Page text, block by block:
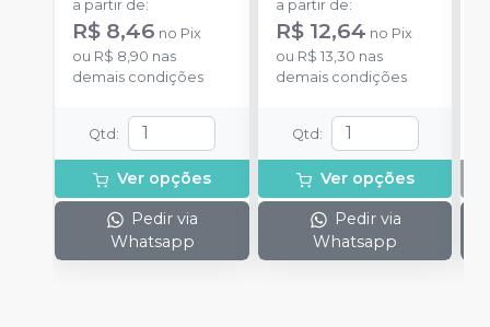
a partir de:
R$ 8,46 no Pix
ou R$ 8,90 nas
demais condições
Qtd :
Ver opções
Pedir via
Whatsapp
a partir de:
R$ 12,64 no Pix
ou R$ 13,30 nas
demais condições
Qtd :
Ver opções
Pedir via
Whatsapp